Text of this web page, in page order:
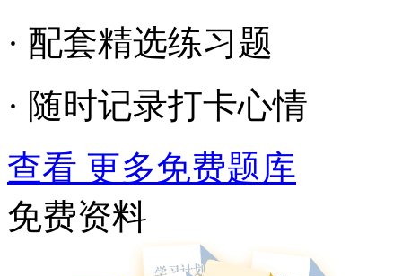
· 配套精选练习题
· 随时记录打卡心情
查看 更多免费题库
免费资料